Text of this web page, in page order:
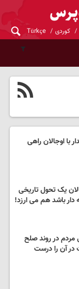
کوردی Türkçe
با اوجالان راهی
یک تحول تاریخی
دار باشد هم می ارزد!
مردم در روند صلح
در آن را درست